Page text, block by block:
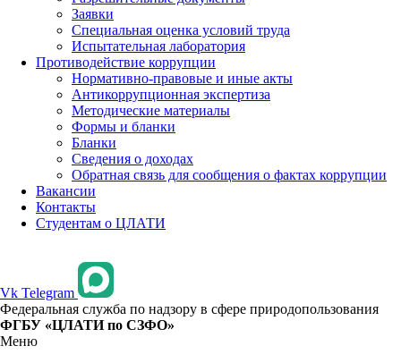
Заявки
Специальная оценка условий труда
Испытательная лаборатория
Противодействие коррупции
Нормативно-правовые и иные акты
Антикоррупционная экспертиза
Методические материалы
Формы и бланки
Бланки
Сведения о доходах
Обратная связь для сообщения о фактах коррупции
Вакансии
Контакты
Студентам о ЦЛАТИ
Vk Telegram
Федеральная служба по надзору в сфере природопользования
ФГБУ «ЦЛАТИ по СЗФО»
Меню